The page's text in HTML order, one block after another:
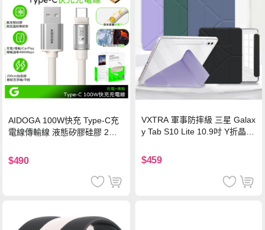
AIDOGA 100W快充 Type-C充
電線傳輸線 液態矽膠硅膠 2M
$490
VXTRA 軍事防摔級 三星 Galax
y Tab S10 Lite 10.9吋 Y折晶透
$459